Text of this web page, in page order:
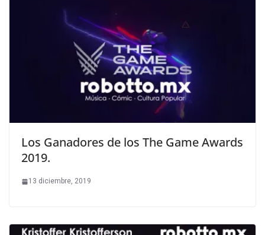
Los Ganadores de los The Game Awards
2019.
13 diciembre, 2019